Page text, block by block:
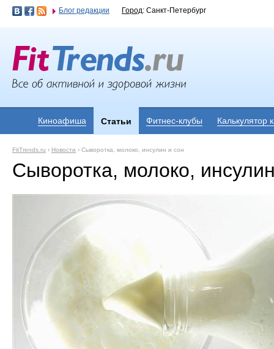
Блог редакции Город: Санкт-Петербург
Киноафиша Статьи Фитнес-клубы Калькулятор
FitTrends.ru › Новости › Сыворотка, молоко, инсулин и сон
Сыворотка, молоко,